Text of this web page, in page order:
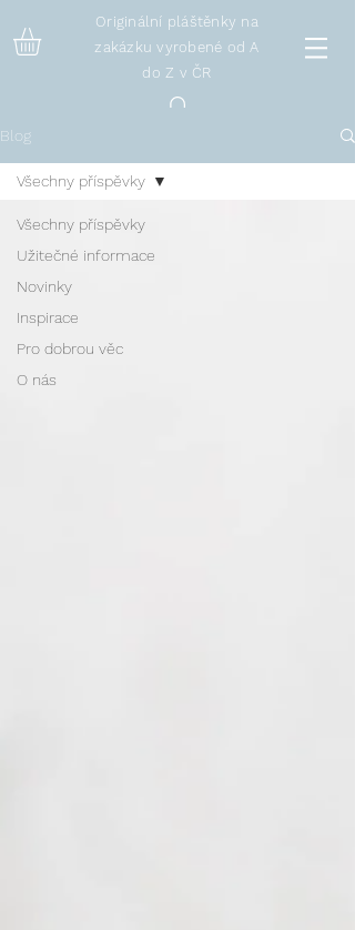
Originální pláštěnky na
zakázku vyrobené od A
do Z v ČR
Blog
Všechny příspěvky
Užitečné informace
Novinky
Inspirace
Pro dobrou věc
O nás
Všechny příspěvky